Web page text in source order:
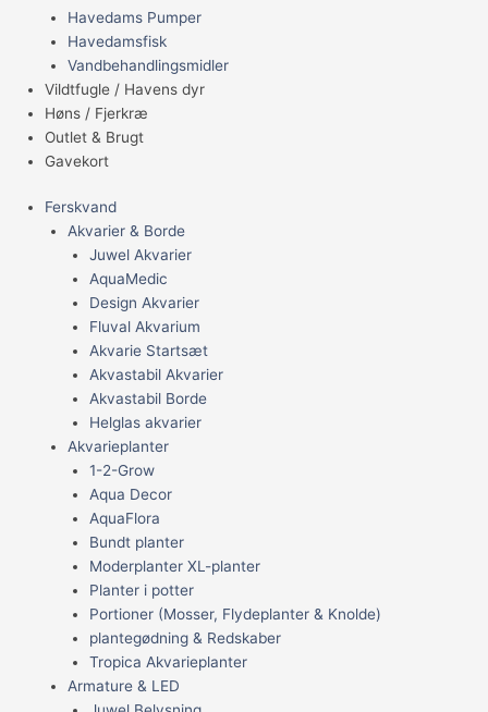
Havedams Pumper
Havedamsfisk
Vandbehandlingsmidler
Vildtfugle / Havens dyr
Høns / Fjerkræ
Outlet & Brugt
Gavekort
Ferskvand
Akvarier & Borde
Juwel Akvarier
AquaMedic
Design Akvarier
Fluval Akvarium
Akvarie Startsæt
Akvastabil Akvarier
Akvastabil Borde
Helglas akvarier
Akvarieplanter
1-2-Grow
Aqua Decor
AquaFlora
Bundt planter
Moderplanter XL-planter
Planter i potter
Portioner (Mosser, Flydeplanter & Knolde)
plantegødning & Redskaber
Tropica Akvarieplanter
Armature & LED